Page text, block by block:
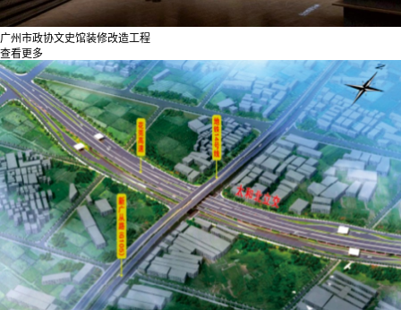
广州市政协文史馆装修改造工程
查看更多